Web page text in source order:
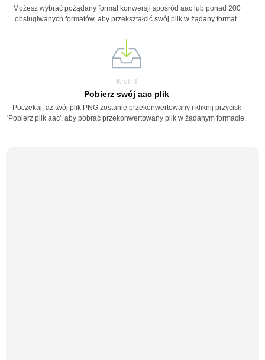
Możesz wybrać pożądany format konwersji spośród aac lub ponad 200
obsługiwanych formatów, aby przekształcić swój plik w żądany format.
Krok 3
Pobierz swój aac plik
Poczekaj, aż twój plik PNG zostanie przekonwertowany i kliknij przycisk
'Pobierz plik aac', aby pobrać przekonwertowany plik w żądanym formacie.